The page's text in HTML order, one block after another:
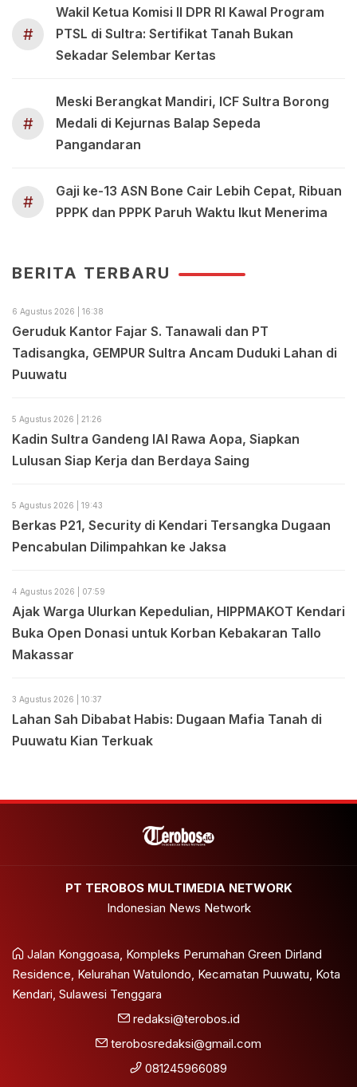
#
Wakil Ketua Komisi II DPR RI Kawal Program
PTSL di Sultra: Sertifikat Tanah Bukan
Sekadar Selembar Kertas
#
Meski Berangkat Mandiri, ICF Sultra Borong
Medali di Kejurnas Balap Sepeda
Pangandaran
#
Gaji ke-13 ASN Bone Cair Lebih Cepat, Ribuan
PPPK dan PPPK Paruh Waktu Ikut Menerima
BERITA TERBARU
6 Agustus 2026 | 16:38
Geruduk Kantor Fajar S. Tanawali dan PT
Tadisangka, GEMPUR Sultra Ancam Duduki Lahan di
Puuwatu
5 Agustus 2026 | 21:26
Kadin Sultra Gandeng IAI Rawa Aopa, Siapkan
Lulusan Siap Kerja dan Berdaya Saing
5 Agustus 2026 | 19:43
Berkas P21, Security di Kendari Tersangka Dugaan
Pencabulan Dilimpahkan ke Jaksa
4 Agustus 2026 | 07:59
Ajak Warga Ulurkan Kepedulian, HIPPMAKOT Kendari
Buka Open Donasi untuk Korban Kebakaran Tallo
Makassar
3 Agustus 2026 | 10:37
Lahan Sah Dibabat Habis: Dugaan Mafia Tanah di
Puuwatu Kian Terkuak
PT TEROBOS MULTIMEDIA NETWORK
Indonesian News Network
Jalan Konggoasa, Kompleks Perumahan Green Dirland
Residence, Kelurahan Watulondo, Kecamatan Puuwatu, Kota
Kendari, Sulawesi Tenggara
redaksi@terobos.id
terobosredaksi@gmail.com
081245966089